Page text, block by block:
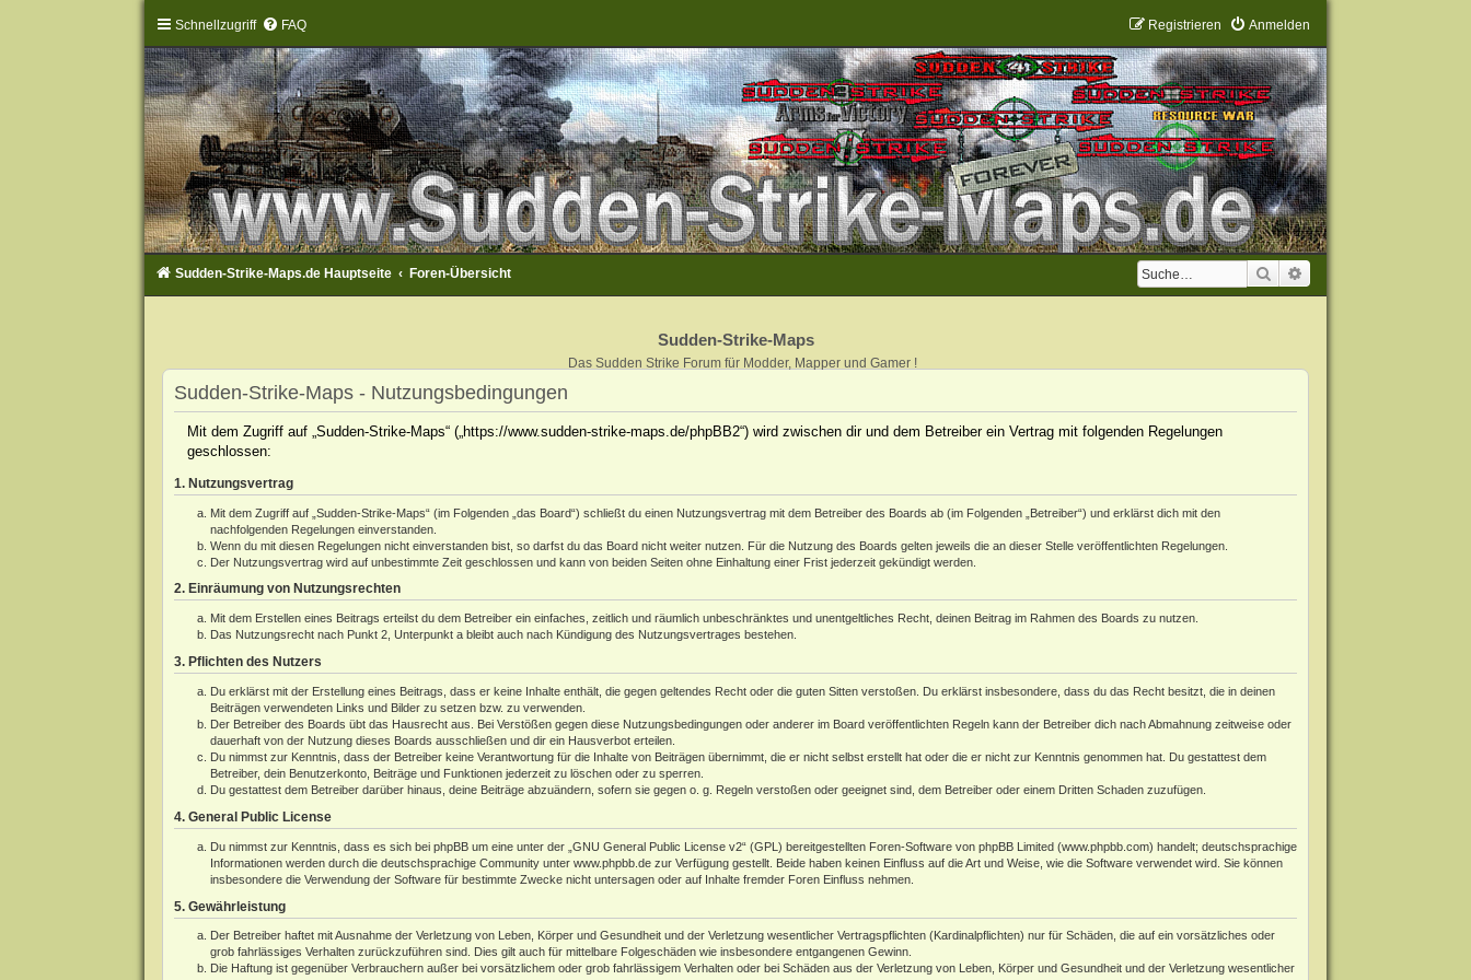
Schnellzugriff FAQ Anmelden
Registrieren
Suche
Sudden-Strike-Maps.de Hauptseite Foren-Übersicht
Sudden-Strike-Maps
Das Sudden Strike Forum für Modder, Mapper und Gamer !
Sudden-Strike-Maps - Nutzungsbedingungen
Mit dem Zugriff auf „Sudden-Strike-Maps“ („https://www.sudden-strike-maps.de/phpBB2“) wird zwischen dir und dem Betreiber ein Vertrag mit folgenden Regelungen
geschlossen:
1. Nutzungsvertrag
Mit dem Zugriff auf „Sudden-Strike-Maps“ (im Folgenden „das Board“) schließt du einen Nutzungsvertrag mit dem Betreiber des Boards ab (im Folgenden „Betreiber“) und erklärst dich mit den
nachfolgenden Regelungen einverstanden.
Wenn du mit diesen Regelungen nicht einverstanden bist, so darfst du das Board nicht weiter nutzen. Für die Nutzung des Boards gelten jeweils die an dieser Stelle veröffentlichten Regelungen.
Der Nutzungsvertrag wird auf unbestimmte Zeit geschlossen und kann von beiden Seiten ohne Einhaltung einer Frist jederzeit gekündigt werden.
2. Einräumung von Nutzungsrechten
Mit dem Erstellen eines Beitrags erteilst du dem Betreiber ein einfaches, zeitlich und räumlich unbeschränktes und unentgeltliches Recht, deinen Beitrag im Rahmen des Boards zu nutzen.
Das Nutzungsrecht nach Punkt 2, Unterpunkt a bleibt auch nach Kündigung des Nutzungsvertrages bestehen.
3. Pflichten des Nutzers
Du erklärst mit der Erstellung eines Beitrags, dass er keine Inhalte enthält, die gegen geltendes Recht oder die guten Sitten verstoßen. Du erklärst insbesondere, dass du das Recht besitzt, die in deinen
Beiträgen verwendeten Links und Bilder zu setzen bzw. zu verwenden.
Der Betreiber des Boards übt das Hausrecht aus. Bei Verstößen gegen diese Nutzungsbedingungen oder anderer im Board veröffentlichten Regeln kann der Betreiber dich nach Abmahnung zeitweise oder
dauerhaft von der Nutzung dieses Boards ausschließen und dir ein Hausverbot erteilen.
Du nimmst zur Kenntnis, dass der Betreiber keine Verantwortung für die Inhalte von Beiträgen übernimmt, die er nicht selbst erstellt hat oder die er nicht zur Kenntnis genommen hat. Du gestattest dem
Betreiber, dein Benutzerkonto, Beiträge und Funktionen jederzeit zu löschen oder zu sperren.
Du gestattest dem Betreiber darüber hinaus, deine Beiträge abzuändern, sofern sie gegen o. g. Regeln verstoßen oder geeignet sind, dem Betreiber oder einem Dritten Schaden zuzufügen.
4. General Public License
Du nimmst zur Kenntnis, dass es sich bei phpBB um eine unter der „ GNU General Public License v2“ (GPL) bereitgestellten Foren-Software von phpBB Limited (www.phpbb.com) handelt; deutschsprachige
Informationen werden durch die deutschsprachige Community unter www.phpbb.dezur Verfügung gestellt. Beide haben keinen Einfluss auf die Art und Weise, wie die Software verwendet wird. Sie können
insbesondere die Verwendung der Software für bestimmte Zwecke nicht untersagen oder auf Inhalte fremder Foren Einfluss nehmen.
5. Gewährleistung
Der Betreiber haftet mit Ausnahme der Verletzung von Leben, Körper und Gesundheit und der Verletzung wesentlicher Vertragspflichten (Kardinalpflichten) nur für Schäden, die auf ein vorsätzliches oder
grob fahrlässiges Verhalten zurückzuführen sind. Dies gilt auch für mittelbare Folgeschäden wie insbesondere entgangenen Gewinn.
Die Haftung ist gegenüber Verbrauchern außer bei vorsätzlichem oder grob fahrlässigem Verhalten oder bei Schäden aus der Verletzung von Leben, Körper und Gesundheit und der Verletzung wesentlicher